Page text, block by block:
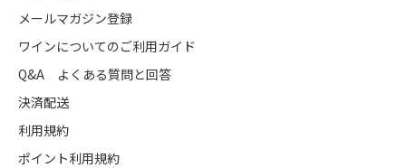
メールマガジン登録
ワインについてのご利用ガイド
Q&A よくある質問と回答
決済配送
利用規約
ポイント利用規約